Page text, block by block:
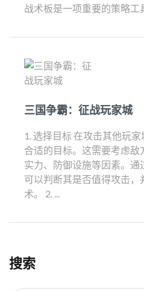
战术板是一项重要的策略工
三国争霸：征战玩家城
1. 选择目标 在攻击其他玩
合适的目标。这需要考虑
实力、防御设施等因素。通
可以判断其是否值得攻击
术。 2. ...
搜索